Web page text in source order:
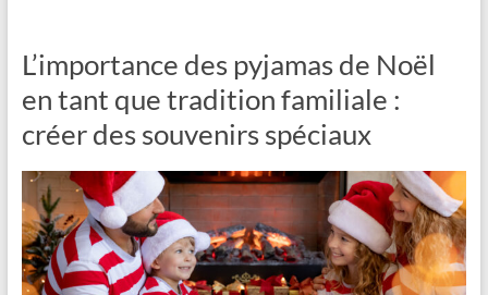
L’importance des pyjamas de Noël
en tant que tradition familiale :
créer des souvenirs spéciaux